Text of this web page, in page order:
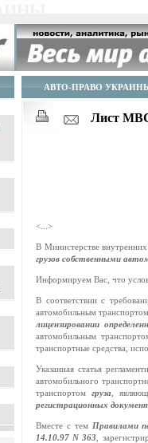
АВТО-ПРАВО
Лист МВС
<...>
В Министерстве
грузов собственными
Информируем Вас, что
В соответствии с
автомобильным
лицензировании
автомобильным
транспортные средства,
Указанная статья
автомобильного
транспортом груза
регистрационных
Вместе с тем Правилами
14.10.97 N 363